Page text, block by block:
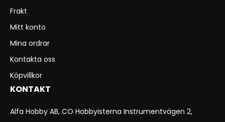
Frakt
Mitt konto
Mina ordrar
Kontakta oss
Köpvillkor
KONTAKT
Alfa Hobby AB, CO Hobbyisterna Instrumentvägen 2,